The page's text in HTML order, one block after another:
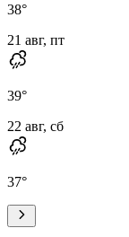
38°
21 авг, пт
39°
22 авг, сб
37°